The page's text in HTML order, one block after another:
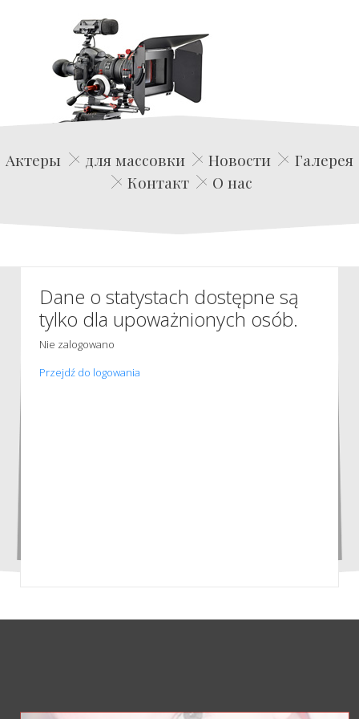
Edwin Film Agencja Aktorska
Актеры для массовки Новости
Галерея
Контакт
О нас
Dane o statystach dostępne są
tylko dla upoważnionych osób.
Nie zalogowano
Przejdź do logowania